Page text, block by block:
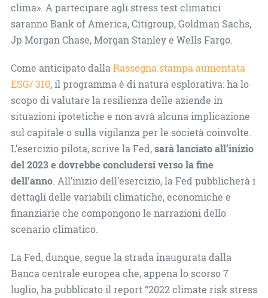
clima». A partecipare agli stress test climatici
saranno Bank of America, Citigroup, Goldman Sachs,
Jp Morgan Chase, Morgan Stanley e Wells Fargo.
Come anticipato dallaRassegna stampa aumentata
ESG/ 310, il programma è di natura esplorativa: ha lo
scopo di valutare la resilienza delle aziende in
situazioni ipotetiche e non avrà alcuna implicazione
sul capitale o sulla vigilanza per le società coinvolte.
L’esercizio pilota, scrive la Fed,sarà lanciato all’inizio
del 2023 e dovrebbe concludersi verso la fine
dell’anno. All’inizio dell’esercizio, la Fed pubblicherà i
dettagli delle variabili climatiche, economiche e
finanziarie che compongono le narrazioni dello
scenario climatico.
La Fed, dunque, segue la strada inaugurata dalla
Banca centrale europea che, appena lo scorso 7
luglio, ha pubblicato il report “2022 climate risk stress